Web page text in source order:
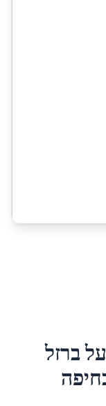
ברזל
חיפה